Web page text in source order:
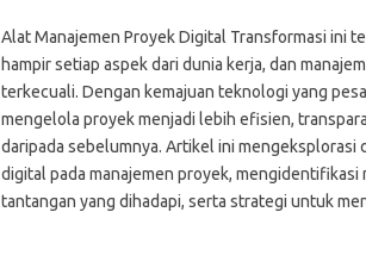
Alat Manajemen Proyek Digital Transformasi ini
hampir setiap aspek dari dunia kerja, dan
terkecuali. Dengan kemajuan teknologi yang
mengelola proyek menjadi lebih efisien,
daripada sebelumnya. Artikel ini mengeksplorasi
digital pada manajemen proyek, mengidentifikasi
tantangan yang dihadapi, serta strategi untuk